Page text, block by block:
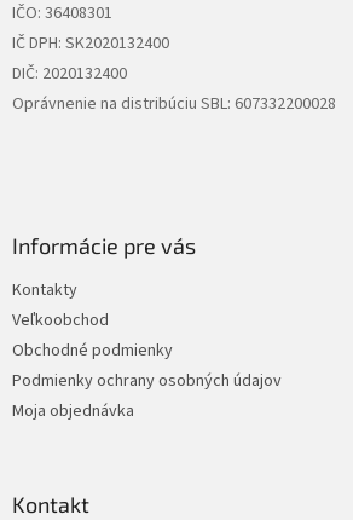
IČO: 36408301
IČ DPH: SK2020132400
DIČ: 2020132400
Oprávnenie na distribúciu SBL: 607332200028
Informácie pre vás
Kontakty
Veľkoobchod
Obchodné podmienky
Podmienky ochrany osobných údajov
Moja objednávka
Kontakt